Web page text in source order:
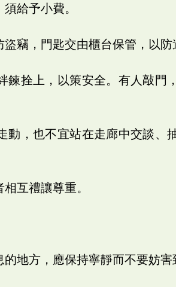
給予小費。
盜竊，門匙交由櫃台保管，以防
鍊拴上，以策安全。有人敲門
動，也不宜站在走廊中交談、
互禮讓尊重。
的地方，應保持寧靜而不要妨